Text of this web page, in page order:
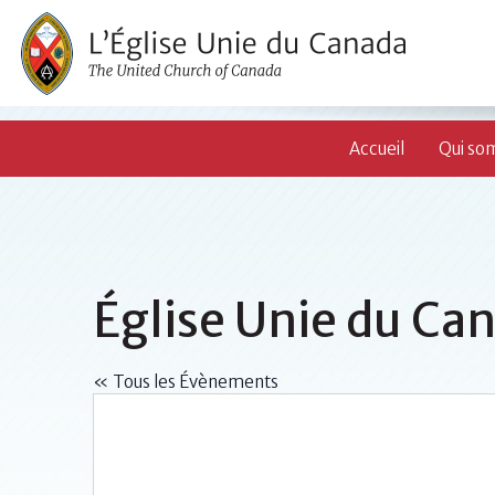
Accueil Qui
Église Unie du
« Tous les Évènements